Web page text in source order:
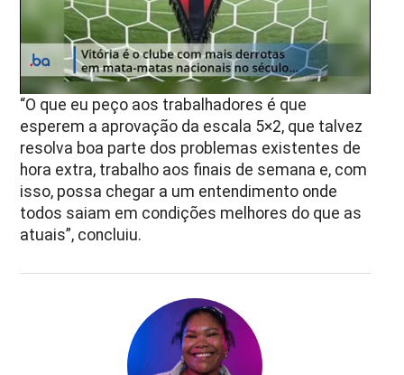
“O que eu peço aos trabalhadores é que
esperem a aprovação da escala 5×2, que talvez
resolva boa parte dos problemas existentes de
hora extra, trabalho aos finais de semana e, com
isso, possa chegar a um entendimento onde
todos saiam em condições melhores do que as
atuais”, concluiu.